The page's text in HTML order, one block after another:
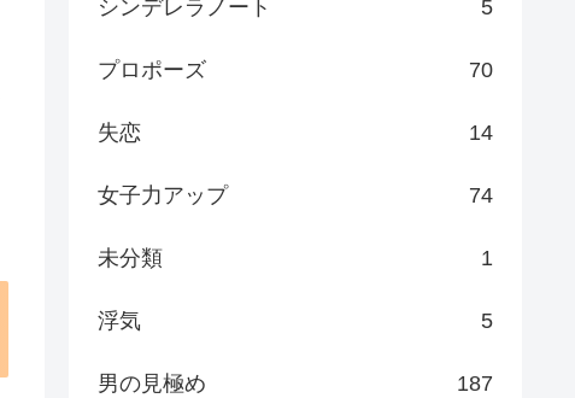
シンデレラノート 5
プロポーズ 70
失恋 14
女子力アップ 74
未分類 1
浮気 5
男の見極め 187